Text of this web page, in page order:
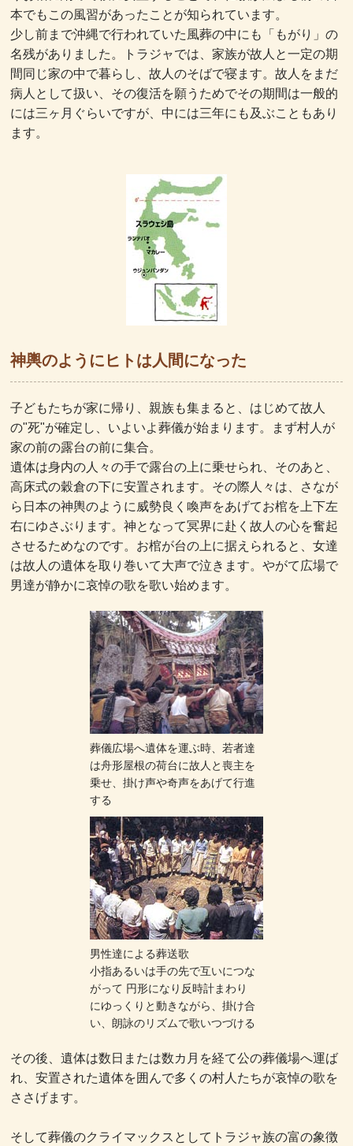
本でもこの風習があったことが知られています。
少し前まで沖縄で行われていた風葬の中にも「もがり」の
名残がありました。トラジャでは、家族が故人と一定の期
間同じ家の中で暮らし、故人のそばで寝ます。故人をまだ
病人として扱い、その復活を願うためでその期間は一般的
には三ヶ月ぐらいですが、中には三年にも及ぶこともあり
ます。
神輿のようにヒトは人間になった
子どもたちが家に帰り、親族も集まると、はじめて故人
の"死"が確定し、いよいよ葬儀が始まります。まず村人が
家の前の露台の前に集合。
遺体は身内の人々の手で露台の上に乗せられ、そのあと、
高床式の穀倉の下に安置されます。その際人々は、さなが
ら日本の神輿のように威勢良く喚声をあげてお棺を上下左
右にゆさぶります。神となって冥界に赴く故人の心を奮起
させるためなのです。お棺が台の上に据えられると、女達
は故人の遺体を取り巻いて大声で泣きます。やがて広場で
男達が静かに哀悼の歌を歌い始めます。
葬儀広場へ遺体を運ぶ時、若者達
は舟形屋根の荷台に故人と喪主を
乗せ、掛け声や奇声をあげて行進
する
男性達による葬送歌
小指あるいは手の先で互いにつな
がって 円形になり反時計まわり
にゆっくりと動きながら、掛け合
い、朗詠のリズムで歌いつづける
その後、遺体は数日または数カ月を経て公の葬儀場へ運ば
れ、安置された遺体を囲んで多くの村人たちが哀悼の歌を
ささげます。
そして葬儀のクライマックスとしてトラジャ族の富の象徴